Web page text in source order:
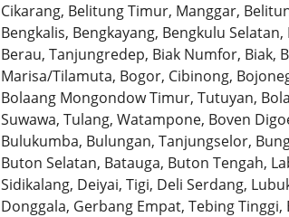
Cikarang, Belitung Timur, Manggar,
Bengkalis, Bengkayang, Bengkulu
Berau, Tanjungredep, Biak Numfor, Biak,
Marisa/Tilamuta, Bogor, Cibinong,
Bolaang Mongondow Timur, Tutuyan,
Suwawa, Tulang, Watampone, Boven
Bulukumba, Bulungan, Tanjungselor,
Buton Selatan, Batauga, Buton Tengah,
Sidikalang, Deiyai, Tigi, Deli Serdang,
Donggala, Gerbang Empat, Tebing